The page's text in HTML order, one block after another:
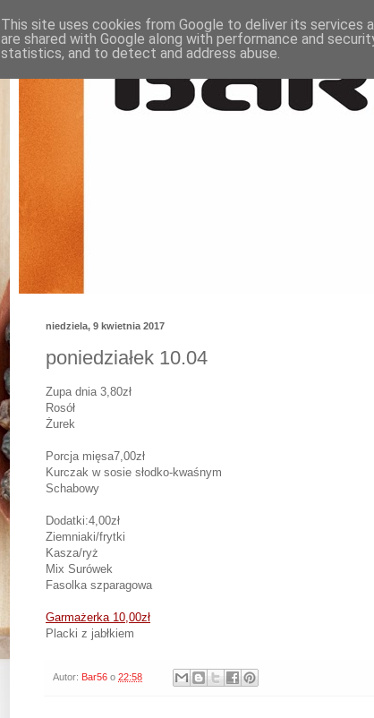
niedziela, 9 kwietnia 2017
poniedziałek 10.04
Zupa dnia 3,80zł
Rosół
Żurek
Porcja mięsa7,00zł
Kurczak w sosie słodko-kwaśnym
Schabowy
Dodatki:4,00zł
Ziemniaki/frytki
Kasza/ryż
Mix Surówek
Fasolka szparagowa
Garmażerka 10,00zł
Placki z jabłkiem
Autor: Bar56 o 22:58
This site uses cookies from Google to deliver its services
are shared with Google along with performance and
statistics, and to detect and address abuse.